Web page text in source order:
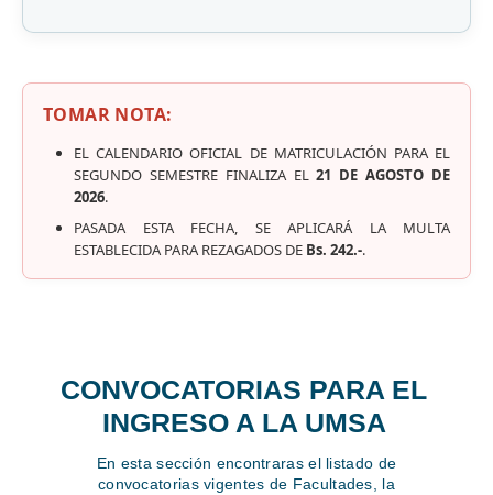
TOMAR NOTA:
EL CALENDARIO OFICIAL DE MATRICULACIÓN PARA EL
SEGUNDO SEMESTRE FINALIZA EL21 DE AGOSTO DE
2026.
PASADA ESTA FECHA, SE APLICARÁ LA MULTA
ESTABLECIDA PARA REZAGADOS DE Bs. 242.-.
CONVOCATORIAS PARA EL
INGRESO A LA UMSA
En esta sección encontraras el listado de
convocatorias vigentes de Facultades, la